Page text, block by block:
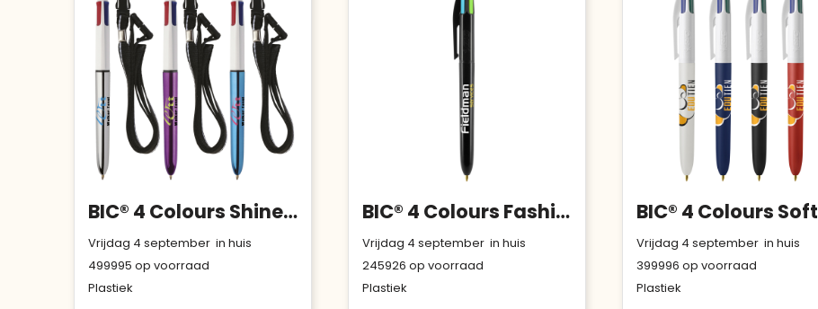
BIC® 4 Colours Shine balpen + Lanyard
Vrijdag 4 september in huis
499995 op voorraad
Plastiek
BIC® 4 Colours Fashion balpen + Lanyard
Vrijdag 4 september in huis
245926 op voorraad
Plastiek
BIC® 4 Colours Soft
Vrijdag 4 september in huis
399996 op voorraad
Plastiek